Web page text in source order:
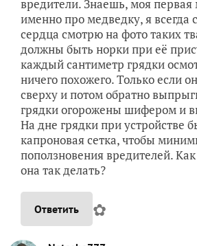
вредители. Знаешь, моя
именно про медведку, я всегда
сердца смотрю на фото таких
должны быть норки при её
каждый сантиметр грядки
ничего похожего. Только если
сверху и потом обратно
грядки огорожены шифером и
На дне грядки при устройстве
капроновая сетка, чтобы
поползновения вредителей.
она так делать?
Ответить ✿